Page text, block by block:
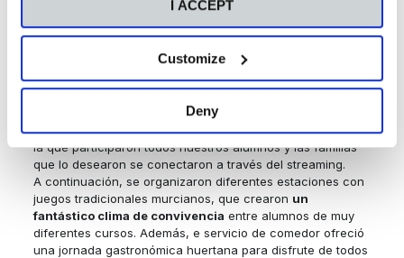
I ACCEPT
Customize
Deny
El colegio se llenó de huertanos y huertanas, se respiraba
que luego utilizaron para la ofrenda floral a la
Fuensanta. Posteriormente, se celebró una Eucaristía en
la que participaron todos nuestros alumnos y las familias
que lo desearon se conectaron a través del streaming.
A continuación, se organizaron diferentes estaciones con
juegos tradicionales murcianos, que crearon un
fantástico clima de convivencia entre alumnos de muy
diferentes cursos. Además, e servicio de comedor ofreció
una jornada gastronómica huertana para disfrute de todos